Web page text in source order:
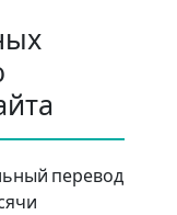
перевод